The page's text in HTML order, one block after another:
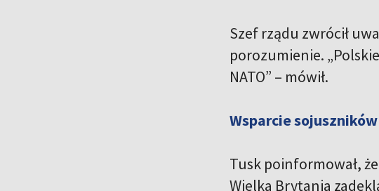
Szef rządu zwrócił
porozumienie.
NATO” – mówił.
Wsparcie
Tusk poinformował,
Wielka Brytania